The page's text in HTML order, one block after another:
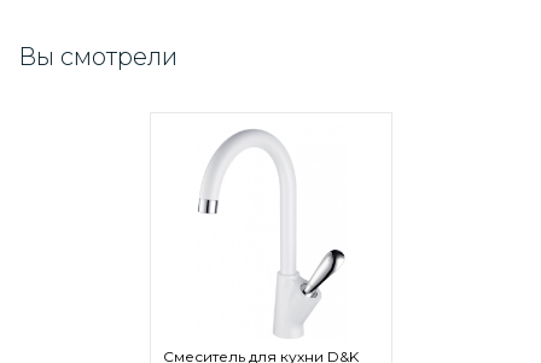
Вы смотрели
Смеситель для кухни D&K